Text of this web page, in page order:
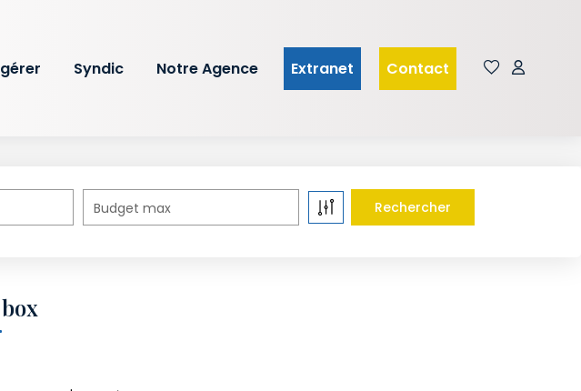
Syndic Notre Agence Extranet Contact
Budget max